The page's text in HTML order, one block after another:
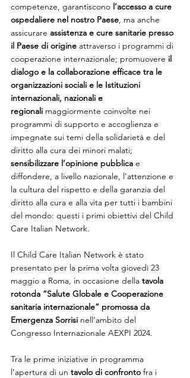
competenze, garantiscono l’accesso a cure
ospedaliere nel nostro Paese, ma anche
assicurare assistenza e cure sanitarie presso
il Paese di origine attraverso i programmi di
cooperazione internazionale; promuovere il
dialogo e la collaborazione efficace tra le
organizzazioni sociali e le Istituzioni
internazionali, nazionali e
regionali maggiormente coinvolte nei
programmi di supporto e accoglienza e
impegnate sui temi della solidarietà e del
diritto alla cura dei minori malati;
sensibilizzare l’opinione pubblica e
diffondere, a livello nazionale, l’attenzione e
la cultura del rispetto e della garanzia del
diritto alla cura e alla vita per tutti i bambini
del mondo: questi i primi obiettivi del Child
Care Italian Network.
Il Child Care Italian Network è stato
presentato per la prima volta giovedì 23
maggio a Roma, in occasione della tavola
rotonda “Salute Globale e Cooperazione
sanitaria internazionale” promossa da
Emergenza Sorrisi nell’ambito del
Congresso Internazionale AEXPI 2024.
Tra le prime iniziative in programma
l’apertura di un tavolo di confronto fra i